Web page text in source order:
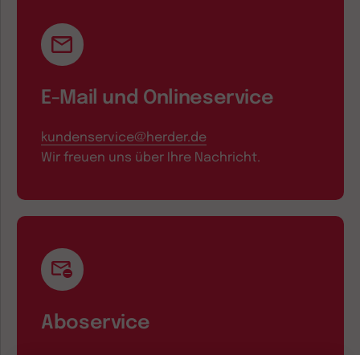
E-Mail und Onlineservice
kundenservice@herder.de
Wir freuen uns über Ihre Nachricht.
Aboservice